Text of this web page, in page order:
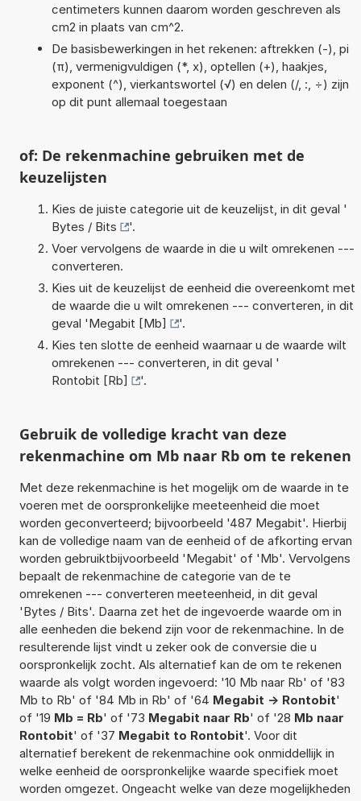
centimeters kunnen daarom worden geschreven als
cm2 in plaats van cm^2.
De basisbewerkingen in het rekenen: aftrekken (-), pi
(π), vermenigvuldigen (*, x), optellen (+), haakjes,
exponent (^), vierkantswortel (√) en delen (/, :, ÷) zijn
op dit punt allemaal toegestaan
of: De rekenmachine gebruiken met de
keuzelijsten
Kies de juiste categorie uit de keuzelijst, in dit geval '
Bytes / Bits
'.
Voer vervolgens de waarde in die u wilt omrekenen ---
converteren.
Kies uit de keuzelijst de eenheid die overeenkomt met
de waarde die u wilt omrekenen --- converteren, in dit
geval 'Megabit [Mb]
'.
Kies ten slotte de eenheid waarnaar u de waarde wilt
omrekenen --- converteren, in dit geval '
Rontobit [Rb]
'.
Gebruik de volledige kracht van deze
rekenmachine om Mb naar Rb om te rekenen
Met deze rekenmachine is het mogelijk om de waarde in te
voeren met de oorspronkelijke meeteenheid die moet
worden geconverteerd; bijvoorbeeld '487 Megabit'. Hierbij
kan de volledige naam van de eenheid of de afkorting ervan
worden gebruiktbijvoorbeeld 'Megabit' of 'Mb'. Vervolgens
bepaalt de rekenmachine de categorie van de te
omrekenen --- converteren meeteenheid, in dit geval
'Bytes / Bits'. Daarna zet het de ingevoerde waarde om in
alle eenheden die bekend zijn voor de rekenmachine. In de
resulterende lijst vindt u zeker ook de conversie die u
oorspronkelijk zocht. Als alternatief kan de om te rekenen
waarde als volgt worden ingevoerd: '10 Mb naar Rb' of '83
Mb to Rb' of '84 Mb in Rb' of '64 Megabit -> Rontobit'
of '19 Mb = Rb' of '73 Megabit naar Rb' of '28 Mb naar
Rontobit' of '37 Megabit to Rontobit'. Voor dit
alternatief berekent de rekenmachine ook onmiddellijk in
welke eenheid de oorspronkelijke waarde specifiek moet
worden omgezet. Ongeacht welke van deze mogelijkheden